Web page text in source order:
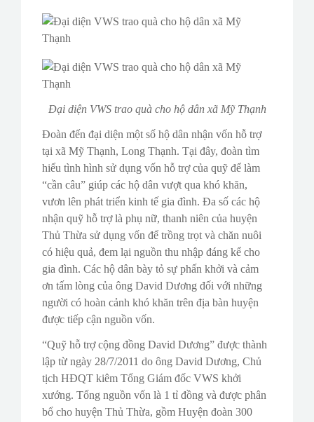
Đại diện VWS trao quà cho hộ dân xã Mỹ Thạnh
Đoàn đến đại diện một số hộ dân nhận vốn hỗ trợ
tại xã Mỹ Thạnh, Long Thạnh. Tại đây, đoàn tìm
hiểu tình hình sử dụng vốn hỗ trợ của quỹ để làm
“cần câu” giúp các hộ dân vượt qua khó khăn,
vươn lên phát triển kinh tế gia đình. Đa số các hộ
nhận quỹ hỗ trợ là phụ nữ, thanh niên của huyện
Thủ Thừa sử dụng vốn để trồng trọt và chăn nuôi
có hiệu quả, đem lại nguồn thu nhập đáng kể cho
gia đình. Các hộ dân bày tỏ sự phấn khởi và cảm
ơn tấm lòng của ông David Dương đối với những
người có hoàn cảnh khó khăn trên địa bàn huyện
được tiếp cận nguồn vốn.
“Quỹ hỗ trợ cộng đồng David Dương” được thành
lập từ ngày 28/7/2011 do ông David Dương, Chủ
tịch HĐQT kiêm Tổng Giám đốc VWS khởi
xướng. Tổng nguồn vốn là 1 tỉ đồng và được phân
bổ cho huyện Thủ Thừa, gồm Huyện đoàn 300